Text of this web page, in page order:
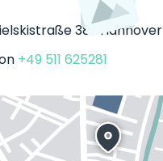
38 Hannover
+49 511 625281